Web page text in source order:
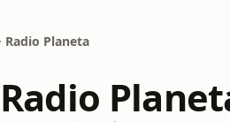
Radio Planeta
Radio